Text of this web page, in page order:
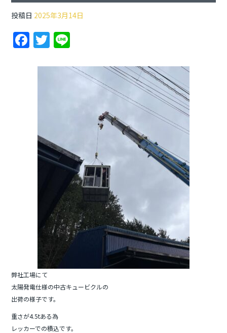
投稿日 2025年3月14日
F
a
c
o
k
T
w
itte
弊社工場にて
太陽発電仕様の中古キュービクルの
出荷の様子です。
重さが4.5tある為
レッカーでの積込です。